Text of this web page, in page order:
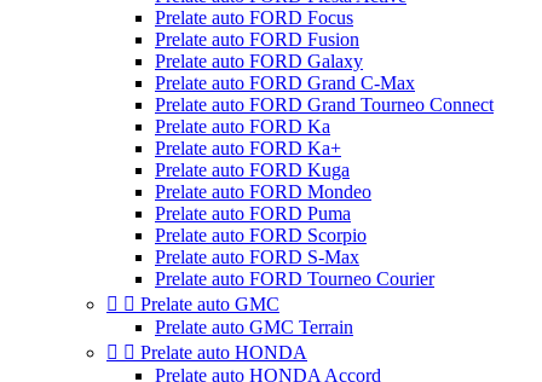
Prelate auto FORD Focus
Prelate auto FORD Fusion
Prelate auto FORD Galaxy
Prelate auto FORD Grand C-Max
Prelate auto FORD Grand Tourneo Connect
Prelate auto FORD Ka
Prelate auto FORD Ka+
Prelate auto FORD Kuga
Prelate auto FORD Mondeo
Prelate auto FORD Puma
Prelate auto FORD Scorpio
Prelate auto FORD S-Max
Prelate auto FORD Tourneo Courier
  Prelate auto GMC
Prelate auto GMC Terrain
  Prelate auto HONDA
Prelate auto HONDA Accord